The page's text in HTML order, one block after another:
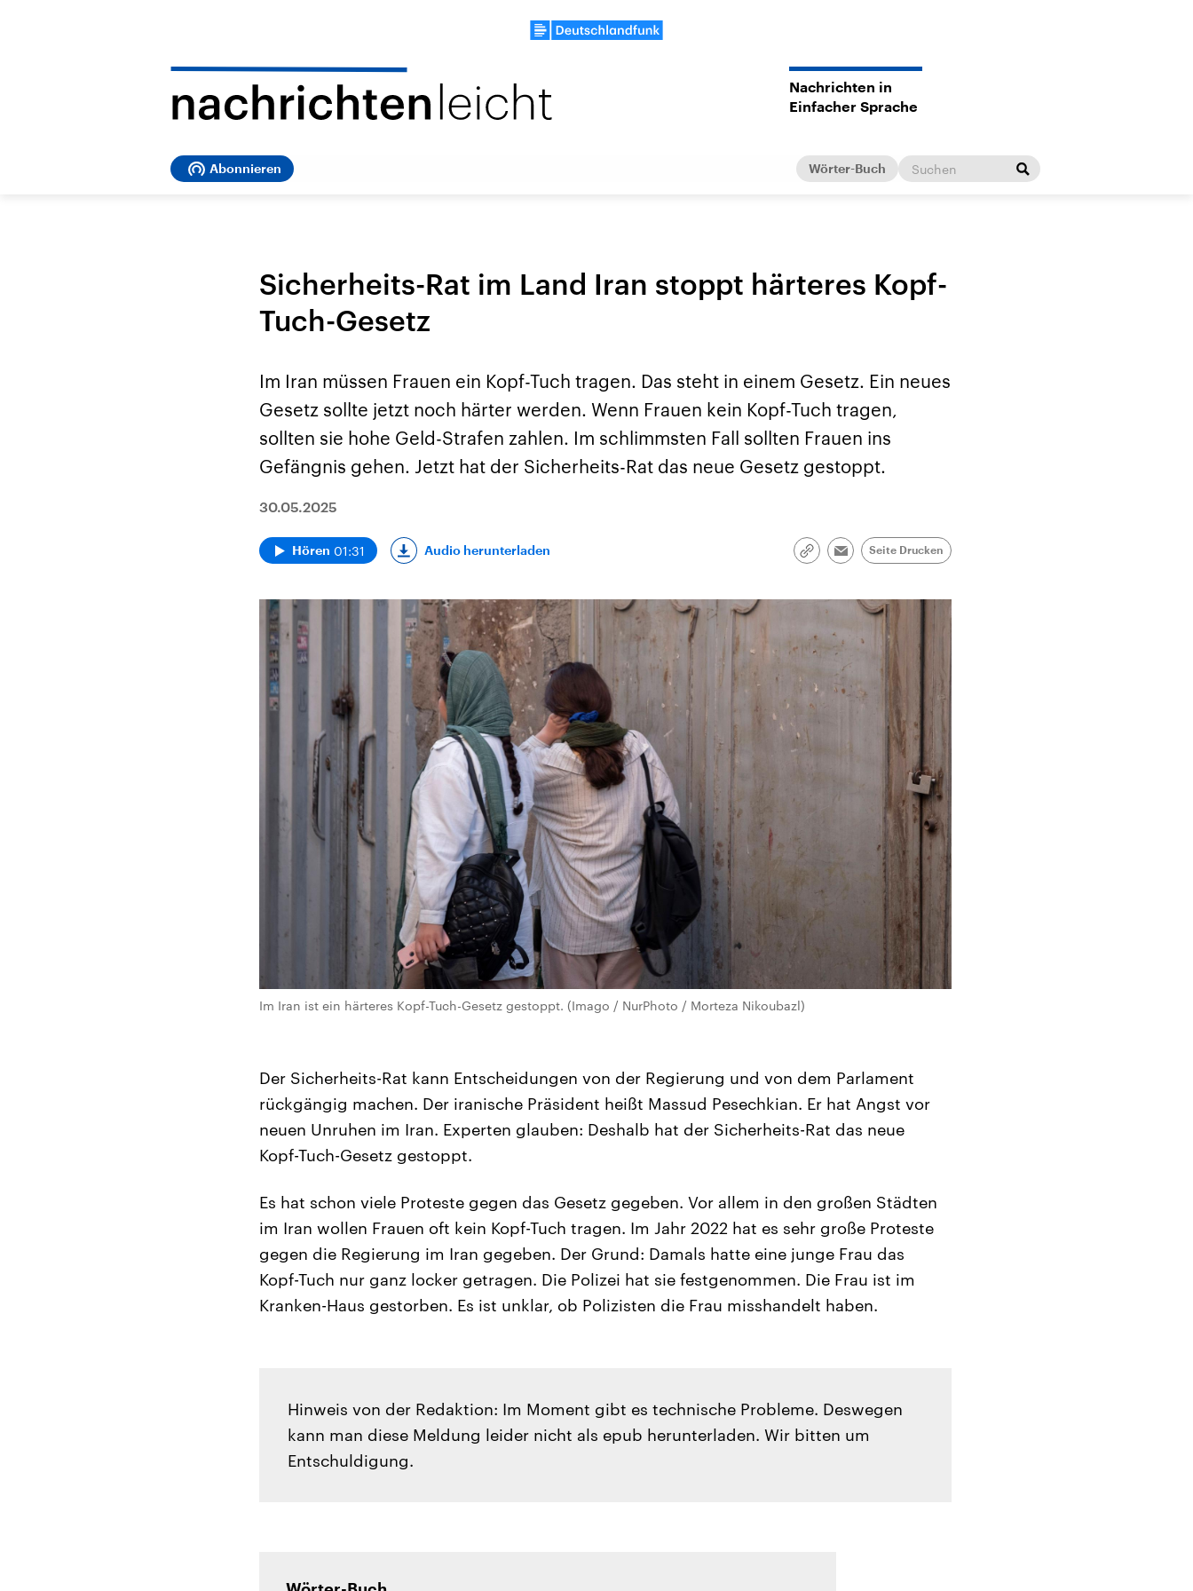
Nachrichten in
Einfacher Sprache
Abonnieren Wörter-Buch
Sicherheits-Rat im Land Iran stoppt härteres Kopf-
Tuch-Gesetz
Im Iran müssen Frauen ein Kopf-Tuch tragen. Das steht in einem Gesetz. Ein neues
Gesetz sollte jetzt noch härter werden. Wenn Frauen kein Kopf-Tuch tragen,
sollten sie hohe Geld-Strafen zahlen. Im schlimmsten Fall sollten Frauen ins
Gefängnis gehen. Jetzt hat der Sicherheits-Rat das neue Gesetz gestoppt.
30.05.2025
Hören 01:31 Audio herunterladen
Link
Email
Seite Drucken
Im Iran ist ein härteres Kopf-Tuch-Gesetz gestoppt. (Imago / NurPhoto / Morteza Nikoubazl)
Der Sicherheits-Rat kann Entscheidungen von der Regierung und von dem Parlament
rückgängig machen. Der iranische Präsident heißt Massud Pesechkian. Er hat Angst vor
neuen Unruhen im Iran. Experten glauben: Deshalb hat der Sicherheits-Rat das neue
Kopf-Tuch-Gesetz gestoppt.
Es hat schon viele Proteste gegen das Gesetz gegeben. Vor allem in den großen Städten
im Iran wollen Frauen oft kein Kopf-Tuch tragen. Im Jahr 2022 hat es sehr große Proteste
gegen die Regierung im Iran gegeben. Der Grund: Damals hatte eine junge Frau das
Kopf-Tuch nur ganz locker getragen. Die Polizei hat sie festgenommen. Die Frau ist im
Kranken-Haus gestorben. Es ist unklar, ob Polizisten die Frau misshandelt haben.
Hinweis von der Redaktion: Im Moment gibt es technische Probleme. Deswegen
kann man diese Meldung leider nicht als epub herunterladen. Wir bitten um
Entschuldigung.